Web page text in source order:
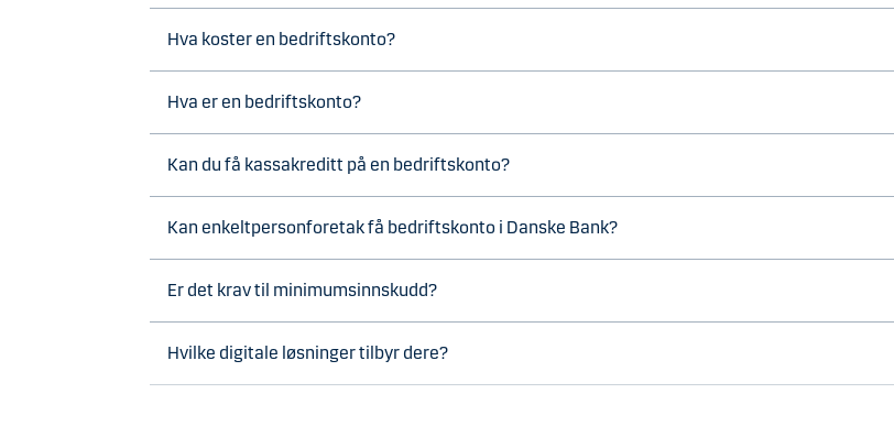
Hva koster en bedriftskonto?
Hva er en bedriftskonto?
Kan du få kassakreditt på en bedriftskonto?
Kan enkeltpersonforetak få bedriftskonto i Danske Bank?
Er det krav til minimumsinnskudd?
Hvilke digitale løsninger tilbyr dere?